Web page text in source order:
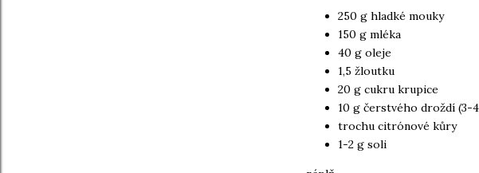
250 g hladké mouky
150 g mléka
40 g oleje
1,5 žloutku
20 g cukru krupice
10 g čerstvého droždí (3-
trochu citrónové kůry
1-2 g soli